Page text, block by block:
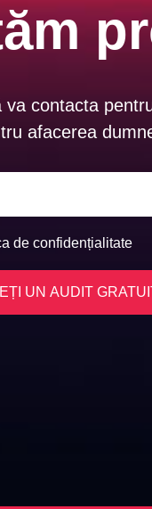
contacta
afacerea
de confidențialitate
UN AUDIT